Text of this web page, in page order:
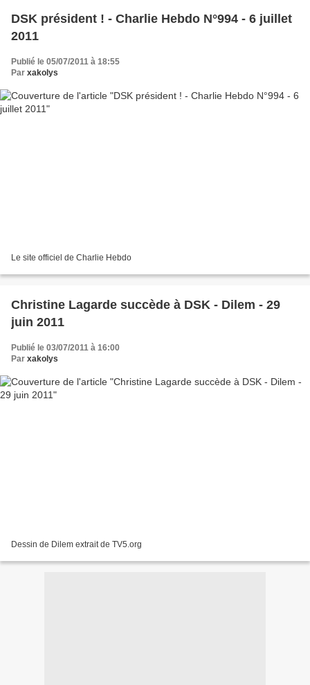
DSK président ! - Charlie Hebdo N°994 - 6 juillet
2011
Publié le 05/07/2011 à 18:55
Par xakolys
Le site officiel de Charlie Hebdo
Christine Lagarde succède à DSK - Dilem - 29
juin 2011
Publié le 03/07/2011 à 16:00
Par xakolys
Dessin de Dilem extrait de TV5.org